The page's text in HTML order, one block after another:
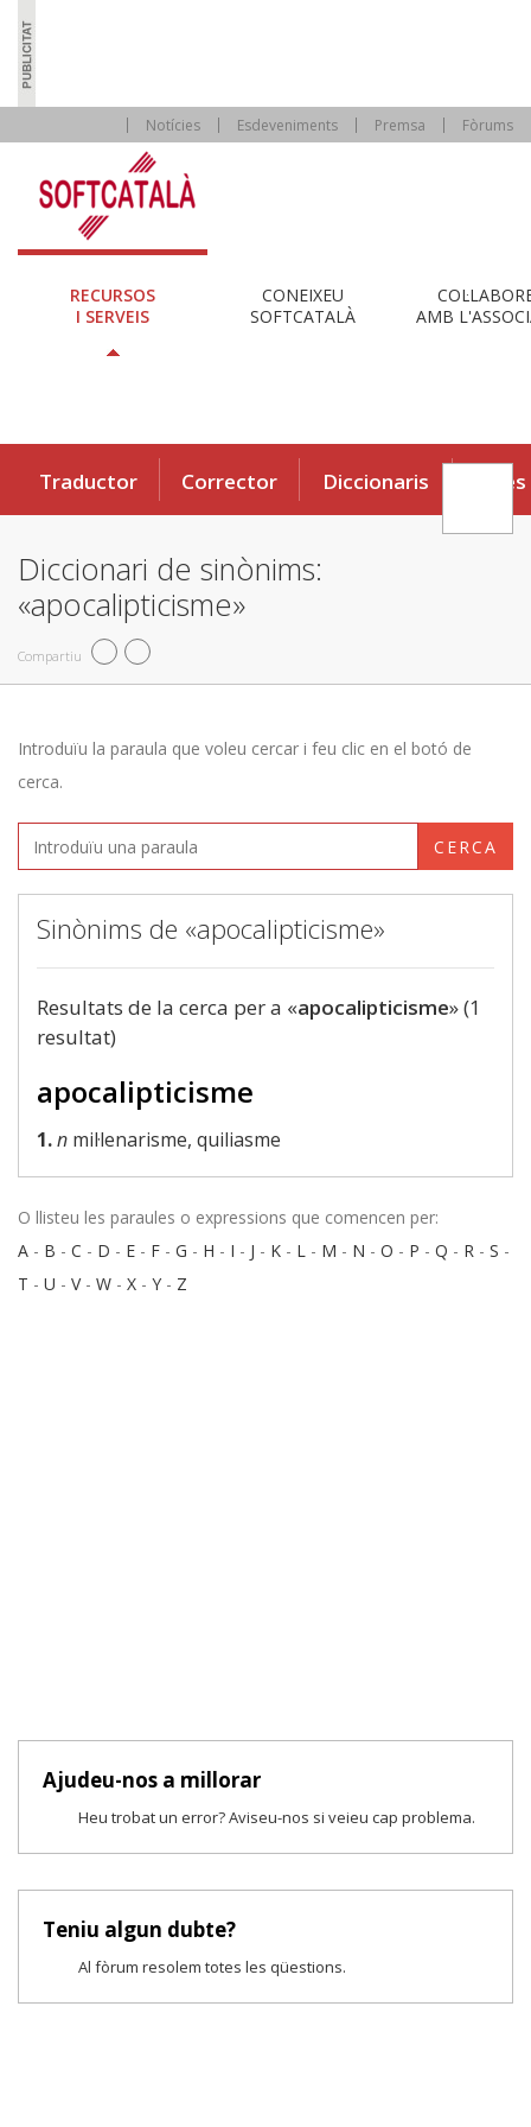
Notícies Esdeveniments Premsa Fòrums
RECURSOS
I SERVEIS
CONEIXEU
SOFTCATALÀ
AMB
Traductor Corrector Diccionaris Eines
Diccionari de sinònims:
«apocalipticisme»
Compartiu
Introduïu la paraula que voleu cercar i feu clic en el botó de
cerca.
CERCA
Sinònims de «apocalipticisme»
Resultats de la cerca per a «apocalipticisme» (1
resultat)
apocalipticisme
1.n mil·lenarisme, quiliasme
O llisteu les paraules o expressions que comencen per:
A - B - C - D - E - F - G - H - I - J - K - L - M - N - O - P - Q - R - S -
T - U - V- W - X - Y - Z
Ajudeu-nos a millorar
Heu trobat un error? Aviseu-nos si veieu cap problema.
Teniu algun dubte?
Al fòrum resolem totes les qüestions.